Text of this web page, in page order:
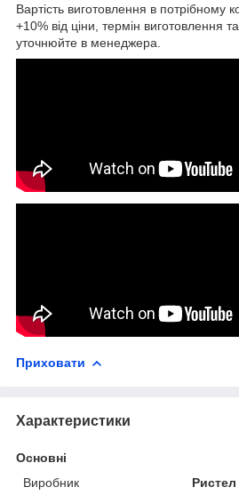
Вартість виготовлення в потрібному
+10% від ціни, термін виготовлення
уточнюйте в менеджера.
Приховати
Характеристики
Основні
Виробник
Ристел